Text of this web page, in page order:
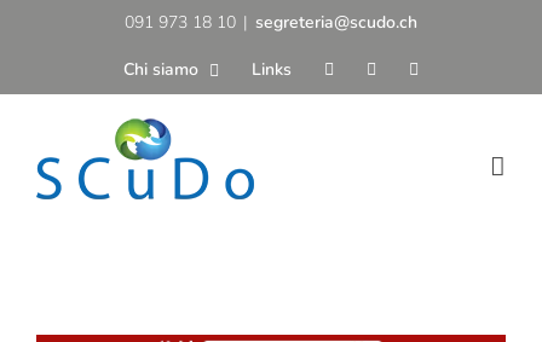
091 973 18 10 | segreteria@scudo.ch
Chi siamo Links